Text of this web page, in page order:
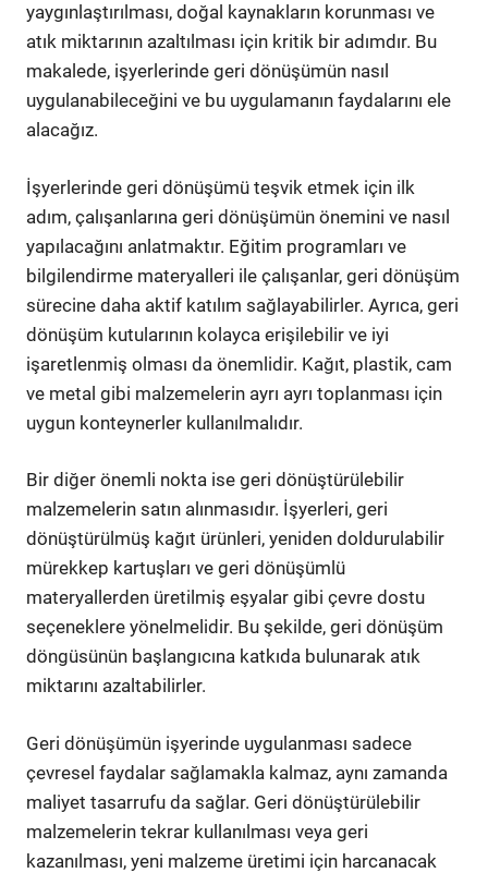
yaygınlaştırılması, doğal kaynakların korunması ve
atık miktarının azaltılması için kritik bir adımdır. Bu
makalede, işyerlerinde geri dönüşümün nasıl
uygulanabileceğini ve bu uygulamanın faydalarını ele
alacağız.
İşyerlerinde geri dönüşümü teşvik etmek için ilk
adım, çalışanlarına geri dönüşümün önemini ve nasıl
yapılacağını anlatmaktır. Eğitim programları ve
bilgilendirme materyalleri ile çalışanlar, geri dönüşüm
sürecine daha aktif katılım sağlayabilirler. Ayrıca, geri
dönüşüm kutularının kolayca erişilebilir ve iyi
işaretlenmiş olması da önemlidir. Kağıt, plastik, cam
ve metal gibi malzemelerin ayrı ayrı toplanması için
uygun konteynerler kullanılmalıdır.
Bir diğer önemli nokta ise geri dönüştürülebilir
malzemelerin satın alınmasıdır. İşyerleri, geri
dönüştürülmüş kağıt ürünleri, yeniden doldurulabilir
mürekkep kartuşları ve geri dönüşümlü
materyallerden üretilmiş eşyalar gibi çevre dostu
seçeneklere yönelmelidir. Bu şekilde, geri dönüşüm
döngüsünün başlangıcına katkıda bulunarak atık
miktarını azaltabilirler.
Geri dönüşümün işyerinde uygulanması sadece
çevresel faydalar sağlamakla kalmaz, aynı zamanda
maliyet tasarrufu da sağlar. Geri dönüştürülebilir
malzemelerin tekrar kullanılması veya geri
kazanılması, yeni malzeme üretimi için harcanacak